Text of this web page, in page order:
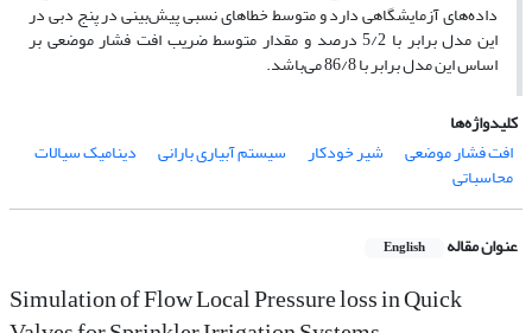
داده‌های آزمایشگاهی دارد و متوسط خطاهای نسبی پیش‌بینی در پنج دبی در
این مدل برابر با 5/2 درصد و مقدار متوسط ضریب افت فشار موضعی بر
اساس این مدل برابر با 86/8 می‌باشد.
کلیدواژه‌ها
افت فشار موضعی
شیر خودکار سیستم آبیاری بارانی دینامیک سیالات
محاسباتی
عنوان مقاله English
Simulation of Flow Local Pressure loss in Quick